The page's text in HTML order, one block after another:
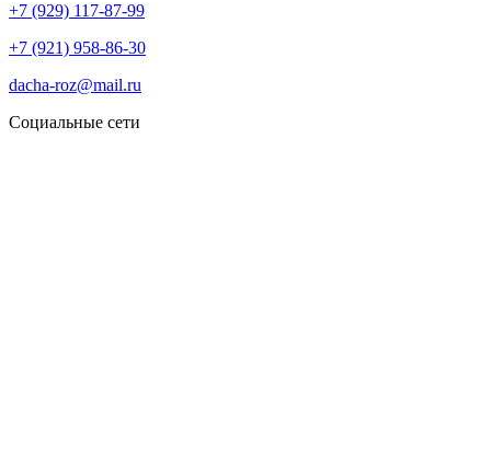
+7 (929) 117-87-99
+7 (921) 958-86-30
dacha-roz@mail.ru
Социальные сети